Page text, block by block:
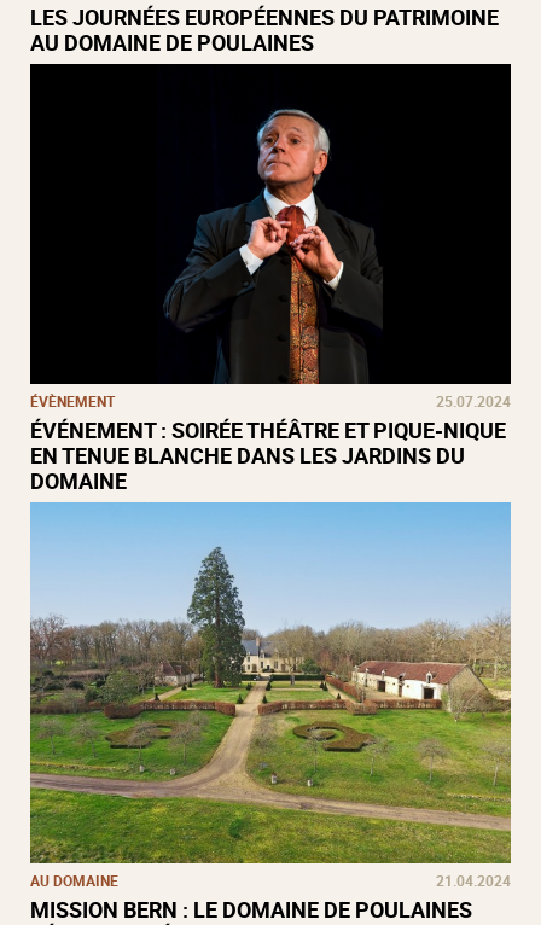
LES JOURNÉES EUROPÉENNES DU PATRIMOINE
AU DOMAINE DE POULAINES
ÉVÈNEMENT 25.07.2024
ÉVÉNEMENT : SOIRÉE THÉÂTRE ET PIQUE-NIQUE
EN TENUE BLANCHE DANS LES JARDINS DU
DOMAINE
AU DOMAINE 21.04.2024
MISSION BERN : LE DOMAINE DE POULAINES